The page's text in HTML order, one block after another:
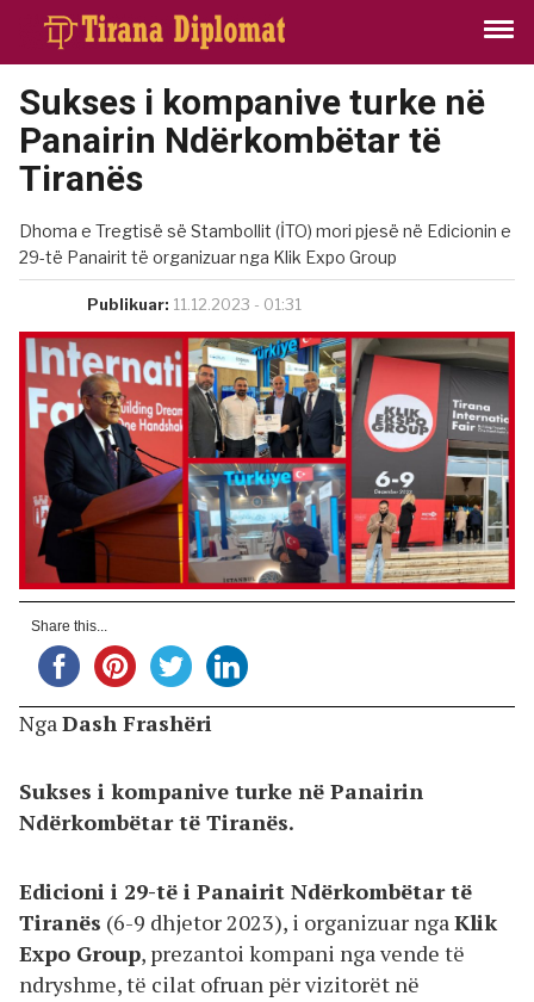
Sukses i kompanive turke në
Panairin Ndërkombëtar të
Tiranës
Dhoma e Tregtisë së Stambollit (İTO) mori pjesë në Edicionin e
29-të Panairit të organizuar nga Klik Expo Group
Publikuar: 11.12.2023 - 01:31
Share this...
Nga Dash Frashëri
Sukses i kompanive turke në Panairin
Ndërkombëtar të Tiranës.
Edicioni i 29-të i Panairit Ndërkombëtar të
Tiranës (6-9 dhjetor 2023), i organizuar nga Klik
Expo Group, prezantoi kompani nga vende të
ndryshme, të cilat ofruan për vizitorët në